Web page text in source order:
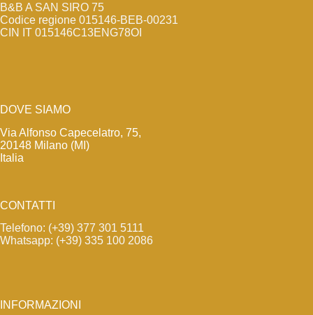
B&B A SAN SIRO 75
Codice regione 015146-BEB-00231
CIN IT 015146C13ENG78OI
DOVE SIAMO
Via Alfonso Capecelatro, 75,
20148 Milano (MI)
Italia
CONTATTI
Telefono: (+39) 377 301 5111
Whatsapp: (+39) 335 100 2086
INFORMAZIONI